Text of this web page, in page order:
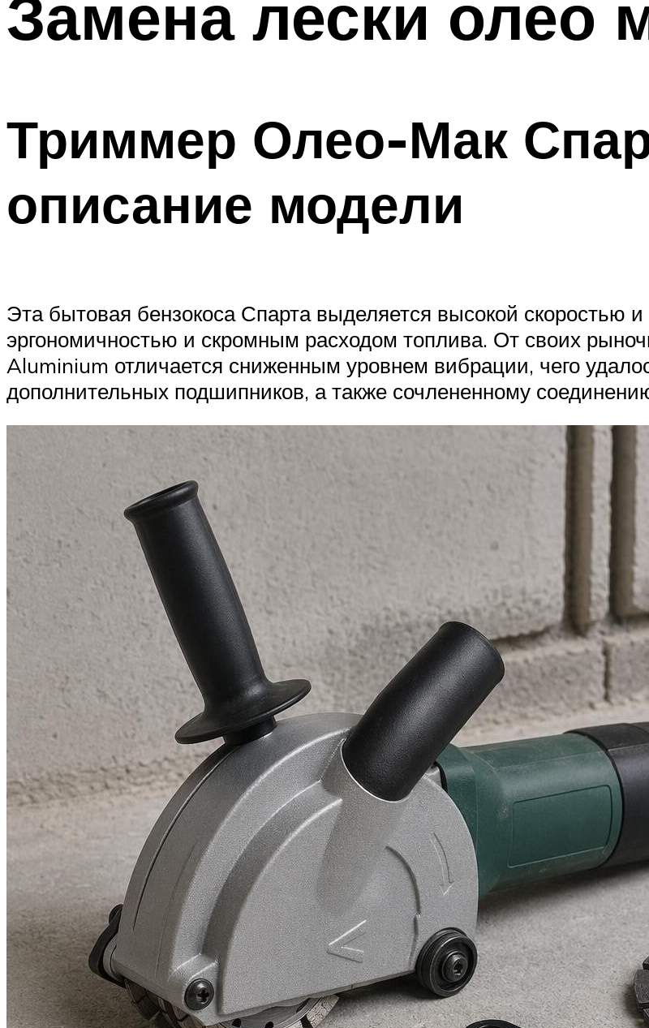
Замена лески олео
Триммер Олео-Мак
описание модели
Эта бытовая бензокоса Спарта выделяется высокой скоростью
эргономичностью и скромным расходом топлива. От своих
Aluminium отличается сниженным уровнем вибрации, чего
дополнительных подшипников, а также сочлененному